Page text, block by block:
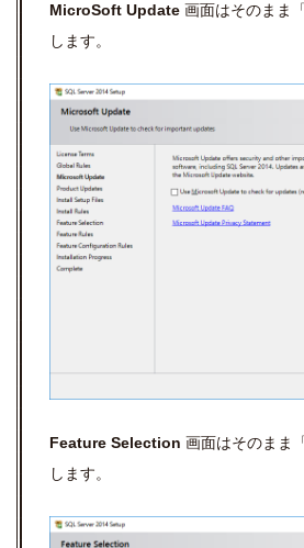
MicroSoft Update 画面はそのまま
します。
Feature Selection 画面はそのまま
します。